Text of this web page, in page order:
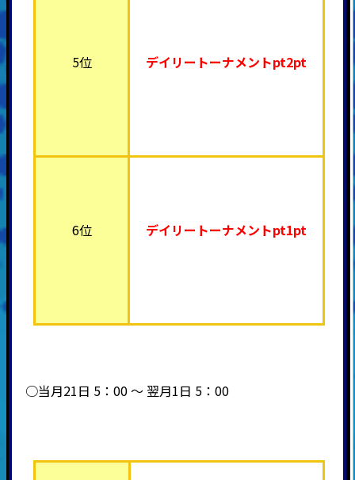
5位 デイリートーナメントpt2pt
6位 デイリートーナメントpt1pt
○当月21日 5：00 ～ 翌月1日 5：00